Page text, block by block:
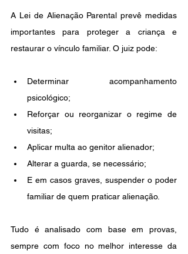
A Lei de Alienação Parental prevê medidas
importantes para proteger a criança e
restaurar o vínculo familiar. O juiz pode:
Determinar acompanhamento
psicológico;
Reforçar ou reorganizar o regime de
visitas;
Aplicar multa ao genitor alienador;
Alterar a guarda, se necessário;
E em casos graves, suspender o poder
familiar de quem praticar alienação.
Tudo é analisado com base em provas,
sempre com foco no melhor interesse da